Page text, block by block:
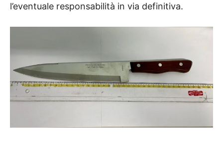
l’eventuale responsabilità in via definitiva.